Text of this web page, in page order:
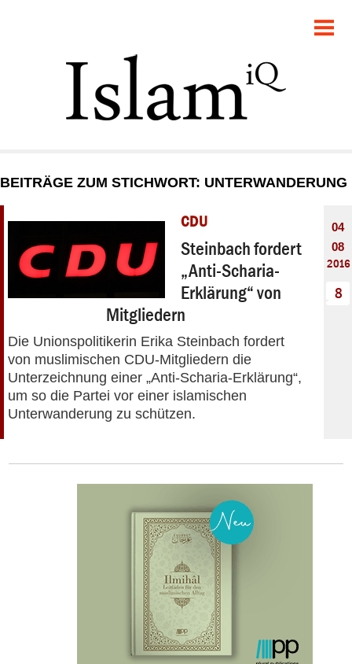
GESELLSCHAFT
STARTSEITE
PANORAMA
BEITRÄGE ZUM STICHWORT: UNTERWANDERUNG
CDU
Steinbach fordert
„Anti-Scharia-
Erklärung“ von
Mitgliedern
Die Unionspolitikerin Erika Steinbach fordert
von muslimischen CDU-Mitgliedern die
Unterzeichnung einer „Anti-Scharia-Erklärung“,
um so die Partei vor einer islamischen
Unterwanderung zu schützen.
04
08
2016
8